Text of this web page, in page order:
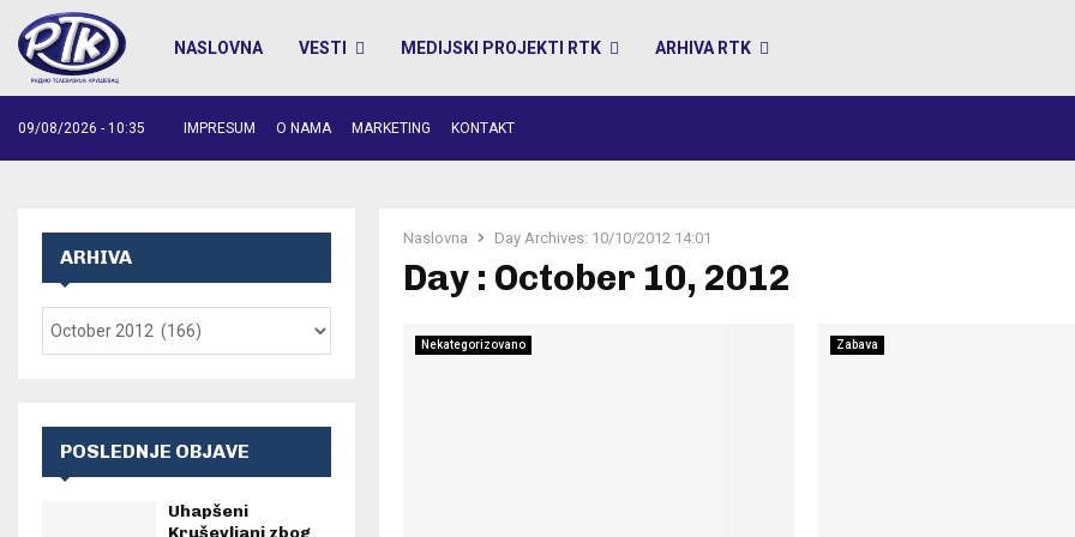
NASLOVNA VESTI MEDIJSKI PROJEKTI RTK ARHIVA RTK
09/08/2026 - 10:35 IMPRESUM O NAMA MARKETING KONTAKT
Naslovna Day Archives: 10/10/2012 14:01
Day : October 10, 2012
Nekategorizovano Zabava
ARHIVA
POSLEDNJE OBJAVE
Uhapšeni
Kruševljani zbog